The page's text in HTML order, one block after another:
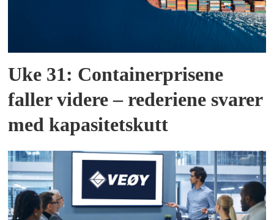
Uke 31: Containerprisene
faller videre – rederiene svarer
med kapasitetskutt